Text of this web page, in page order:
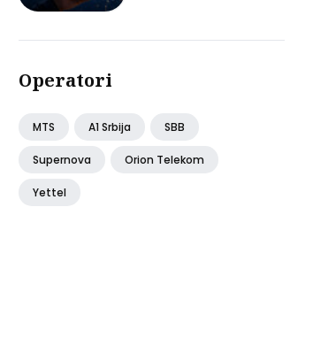
stanica
Operatori
MTS A1 Srbija SBB
Supernova Orion Telekom
Yettel